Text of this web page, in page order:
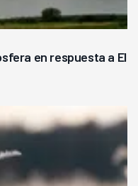
en respuesta a El